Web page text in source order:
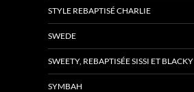
STYLE REBAPTISÉ CHARLIE
SWEDE
SWEETY, REBAPTISÉE SISSI ET BLACKY
SYMBAH